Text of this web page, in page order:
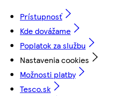
Prístupnosť
Kde dovážame
Poplatok za službu
Nastavenia cookies
Možnosti platby
Tesco.sk